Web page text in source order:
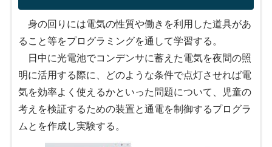
身の回りには電気の性質や働きを利用した道具があ
ること等をプログラミングを通して学習する。
日中に光電池でコンデンサに蓄えた電気を夜間の照
明に活用する際に、どのような条件で点灯させれば電
気を効率よく使えるかといった問題について、児童の
考えを検証するための装置と通電を制御するプログラ
ムとを作成し実験する。